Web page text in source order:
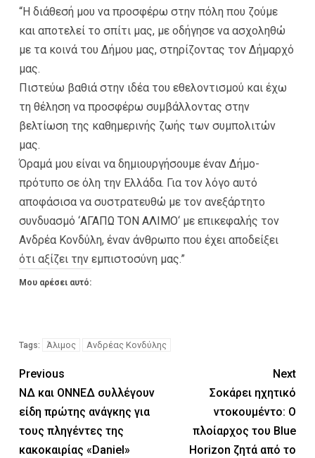
“Η διάθεσή μου να προσφέρω στην πόλη που ζούμε
και αποτελεί το σπίτι μας, με οδήγησε να ασχοληθώ
με τα κοινά του Δήμου μας, στηρίζοντας τον Δήμαρχό
μας.
Πιστεύω βαθιά στην ιδέα του εθελοντισμού και έχω
τη θέληση να προσφέρω συμβάλλοντας στην
βελτίωση της καθημερινής ζωής των συμπολιτών
μας.
Όραμά μου είναι να δημιουργήσουμε έναν Δήμο-
πρότυπο σε όλη την Ελλάδα. Για τον λόγο αυτό
αποφάσισα να συστρατευθώ με τον ανεξάρτητο
συνδυασμό ‘ΑΓΑΠΩ ΤΟΝ ΑΛΙΜΟ‘ με επικεφαλής τον
Ανδρέα Κονδύλη, έναν άνθρωπο που έχει αποδείξει
ότι αξίζει την εμπιστοσύνη μας.”
Μου αρέσει αυτό:
Tags: Άλιμος Ανδρέας Κονδύλης
Previous
ΝΔ και ΟΝΝΕΔ συλλέγουν
είδη πρώτης ανάγκης για
τους πληγέντες της
κακοκαιρίας «Daniel»
Next
Σοκάρει ηχητικό
ντοκουμέντο: Ο
πλοίαρχος του Blue
Horizon ζητά από το